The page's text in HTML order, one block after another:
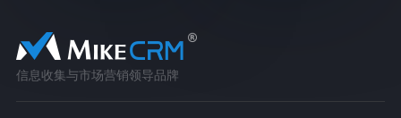
信息收集与市场营销领导品牌